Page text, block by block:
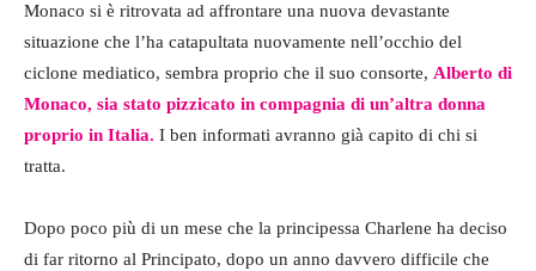
Monaco si è ritrovata ad affrontare una nuova devastante
situazione che l’ha catapultata nuovamente nell’occhio del
ciclone mediatico, sembra proprio che il suo consorte, Alberto di
Monaco, sia stato pizzicato in compagnia di un’altra donna
proprio in Italia. I ben informati avranno già capito di chi si
tratta.
Dopo poco più di un mese che la principessa Charlene ha deciso
di far ritorno al Principato, dopo un anno davvero difficile che